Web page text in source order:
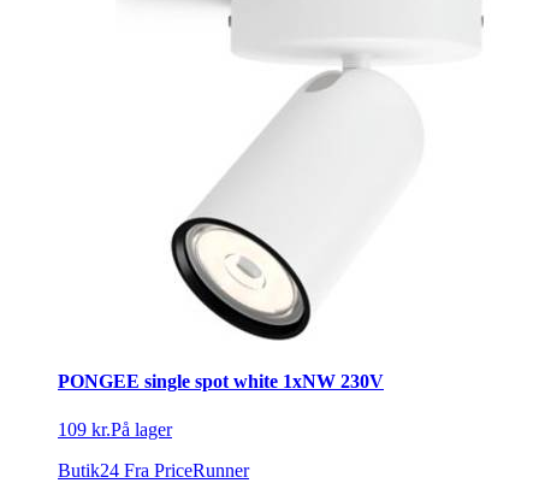
PONGEE single spot white 1xNW 230V
109 kr.På lager
Butik24 Fra PriceRunner